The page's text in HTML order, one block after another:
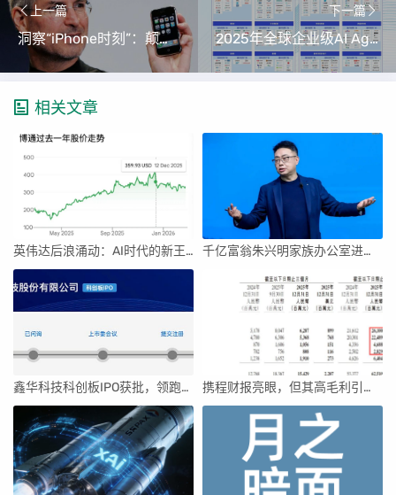
上一篇
洞察“iPhone时刻”：颠覆性技术革命的诞生与捕捉策略
下一篇
2025年全球企业级AI Agent市场发展与厂商图谱深度解析
相关文章
英伟达后浪涌动：AI时代的新王者与隐忧 千亿富翁朱兴明家族办公室进军VC圈
鑫华科技科创板IPO获批，领跑国内半导体材料市场 携程财报亮眼，但其高毛利引发行业争议